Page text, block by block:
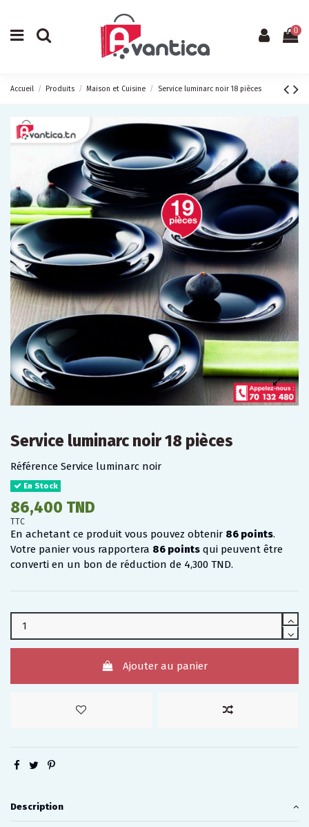
0
Accueil Produits Maison et Cuisine Service luminarc noir 18 pièces
Service luminarc noir 18 pièces
Référence Service luminarc noir
En Stock
86,400 TND
TTC
En achetant ce produit vous pouvez obtenir 86 points.
Votre panier vous rapportera 86 points qui peuvent être
converti en un bon de réduction de 4,300 TND.
Ajouter au panier
Description